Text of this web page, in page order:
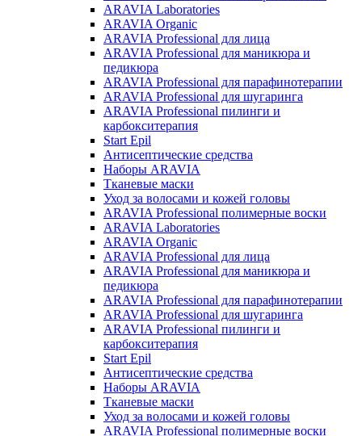
ARAVIA Laboratories
ARAVIA Organic
ARAVIA Professional для лица
ARAVIA Professional для маникюра и
педикюра
ARAVIA Professional для парафинотерапии
ARAVIA Professional для шугаринга
ARAVIA Professional пилинги и
карбокситерапия
Start Epil
Антисептические средства
Наборы ARAVIA
Тканевые маски
Уход за волосами и кожей головы
ARAVIA Professional полимерные воски
ARAVIA Laboratories
ARAVIA Organic
ARAVIA Professional для лица
ARAVIA Professional для маникюра и
педикюра
ARAVIA Professional для парафинотерапии
ARAVIA Professional для шугаринга
ARAVIA Professional пилинги и
карбокситерапия
Start Epil
Антисептические средства
Наборы ARAVIA
Тканевые маски
Уход за волосами и кожей головы
ARAVIA Professional полимерные воски